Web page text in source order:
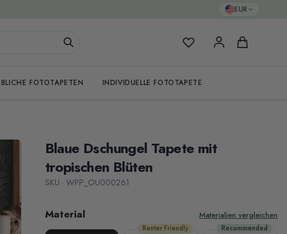
EUR
Meine FavoritenWarenkorb
FOTOTAPETEN INDIVIDUELLE FOTOTAPETE
Blaue Dschungel Tapete mit
tropischen Blüten
SKU · WPP_OU000261
Material Materialien vergleichen
Renter Friendly Recommended